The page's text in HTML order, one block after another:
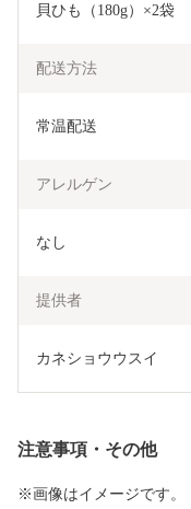
貝ひも（180g）×2袋
配送方法
常温配送
アレルゲン
なし
提供者
カネショウウスイ
注意事項・その他
※画像はイメージです。